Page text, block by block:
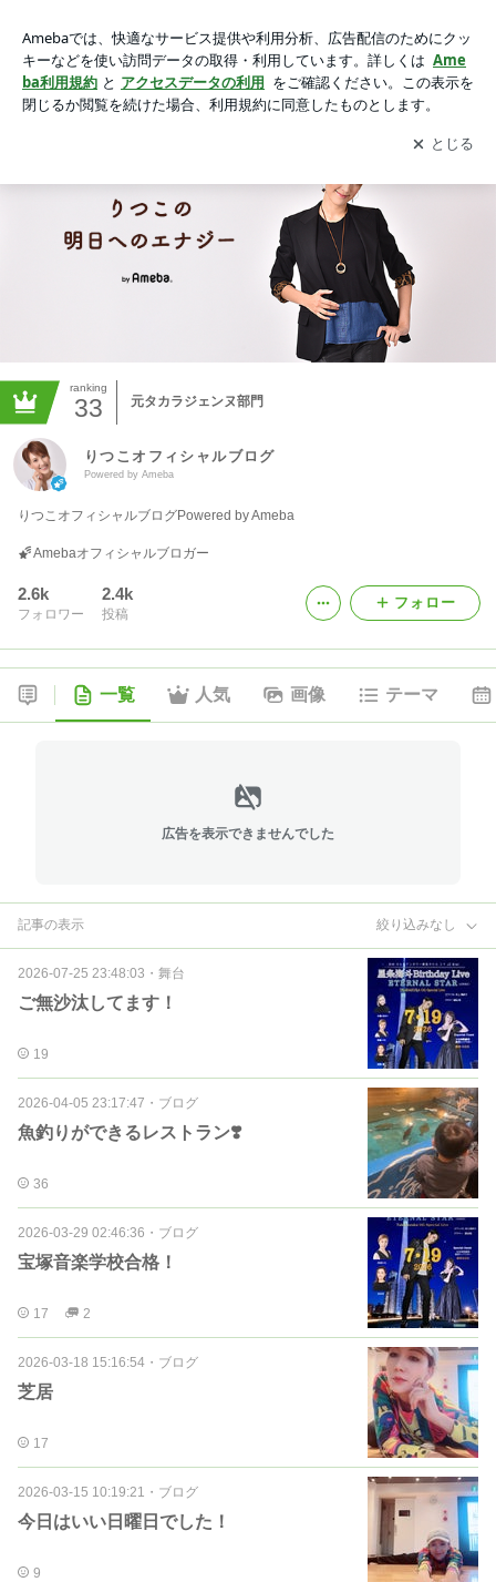
アプリをダウンロードして ブログの更新通知
を受け取りまし
ょう。
開く
ranking
33 元タカラジェンヌ部門
りつこオフィシャルブログ
Powered by Ameba
りつこオフィシャルブログPowered by Ameba
Amebaオフィシャルブロガー
2.6k
フォロワー
2.4k
投稿
フォロー
一覧 人気 画像 テーマ
広告を表示できませんでした
記事の表示 絞り込みなし
2026-07-25 23:48:03 ・ 舞台
ご無沙汰してます！
19
2026-04-05 23:17:47 ・ ブログ
魚釣りができるレストラン❣️
36
2026-03-29 02:46:36 ・ ブログ
宝塚音楽学校合格！
17 2
2026-03-18 15:16:54 ・ ブログ
芝居
17
2026-03-15 10:19:21 ・ ブログ
今日はいい日曜日でした！
9